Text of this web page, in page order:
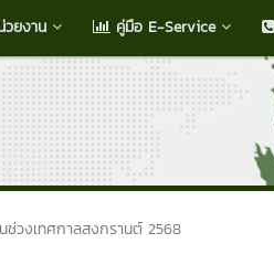
ยงาน คู่มือ E-Service
วงเทศกาลสงกรานต์ 2568